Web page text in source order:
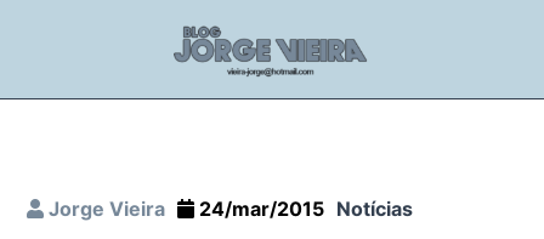
Jorge Vieira 24/mar/2015 Notícias